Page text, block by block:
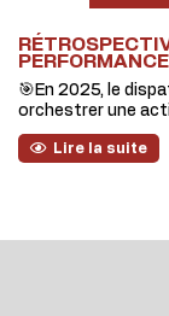
🎯En 2025, le
orchestrer une
Lire la suite